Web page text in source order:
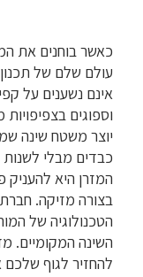
כאשר בוחנים את
עולם שלם של
אינם נשענים על
וספוגים
יוצר משטח שינה
כבדים מבלי
המזרן היא להעניק
הטכנולוגיה של
השינה המקומיים.
להחזיר לגוף